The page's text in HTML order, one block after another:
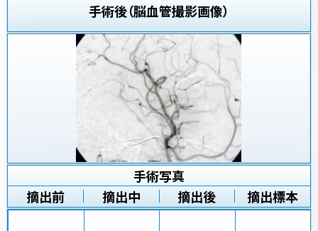
手術後（脳血管撮影画像）
手術写真
摘出前
摘出中 摘出後 摘出標本